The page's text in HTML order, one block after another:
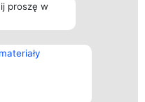
proszę w
Kontakt
Kontakt